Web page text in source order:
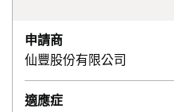
申請商
仙豐股份有限公司
適應症